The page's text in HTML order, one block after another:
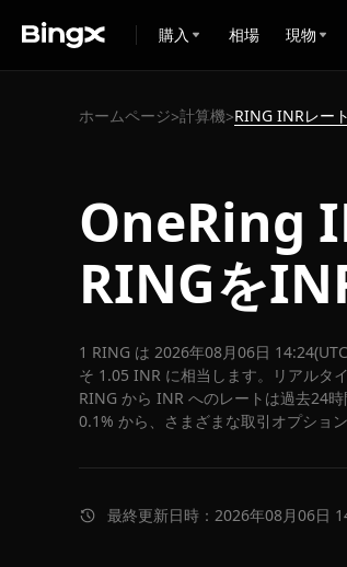
購入 相場 現物
ホームページ>計算機>RING INRレート
OneRing
RINGを
1 RING は 2026年08月06日
そ 1.05 INR に相当します。リアルタ
RING から INR へのレートは過去24
0.1% から、さまざまな取引オプショ
最終更新日時：2026年08月06日